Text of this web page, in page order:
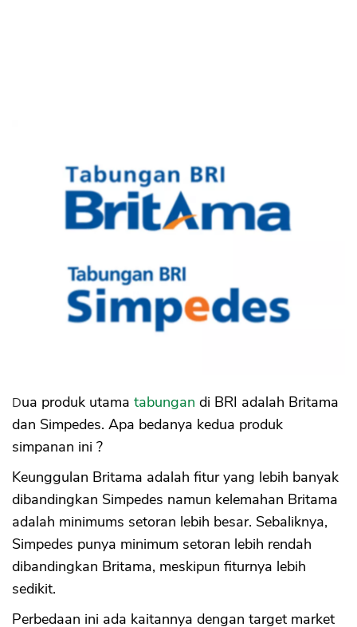
Asuransi
Asuransi Jiwa
Asuransi Kesehatan
Dua produk utama tabungan di BRI adalah Britama
dan Simpedes. Apa bedanya kedua produk
simpanan ini ?
Keunggulan Britama adalah fitur yang lebih banyak
dibandingkan Simpedes namun kelemahan Britama
adalah minimums setoran lebih besar. Sebaliknya,
Simpedes punya minimum setoran lebih rendah
dibandingkan Britama, meskipun fiturnya lebih
sedikit.
Perbedaan ini ada kaitannya dengan target market